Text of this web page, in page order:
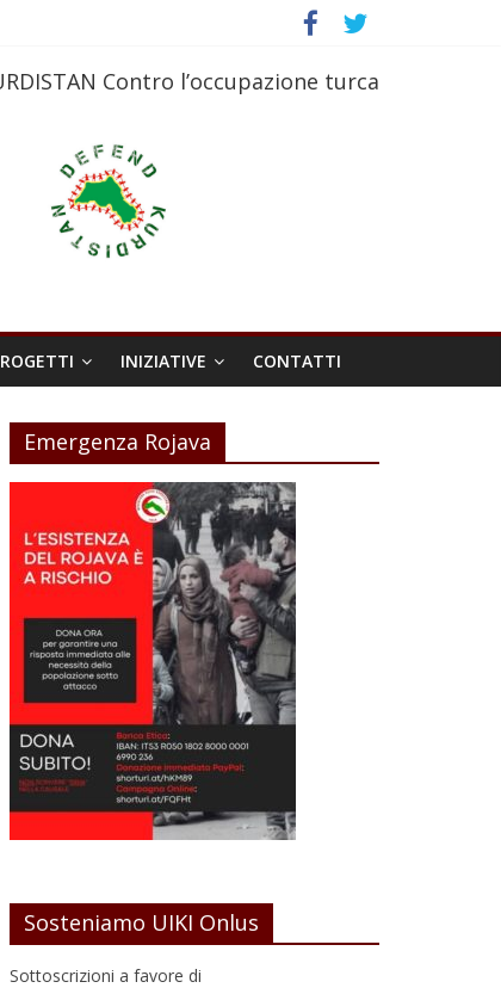
Contro l’occupazione turca
INIZIATIVE CONTATTI
Emergenza Rojava
Sosteniamo UIKI Onlus
Sottoscrizioni a favore di